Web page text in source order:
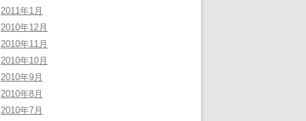
2011年1月
2010年12月
2010年11月
2010年10月
2010年9月
2010年8月
2010年7月